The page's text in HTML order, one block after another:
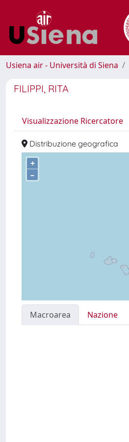
Usiena air - Università di Siena
FILIPPI, RITA
Visualizzazione Ricercatore
Distribuzione geografica
+
–
Macroarea Nazione